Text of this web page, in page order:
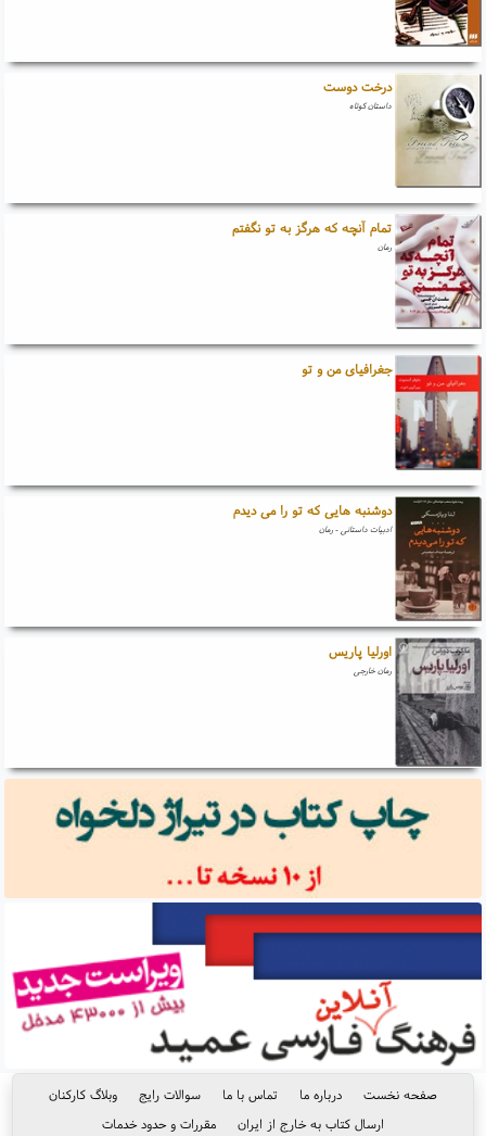
درخت دوست
داستان کوتاه
تمام آنچه که هرگز به تو نگفتم
رمان
جغرافیای من و تو
دوشنبه هایی که تو را می دیدم
ادبیات داستانی - رمان
اورلیا پاریس
رمان خارجی
صفحه نخست درباره ما تماس با ما سوالات رایج
وبلاگ کارکنان
ارسال کتاب به خارج از ایران
مقررات و حدود خدمات